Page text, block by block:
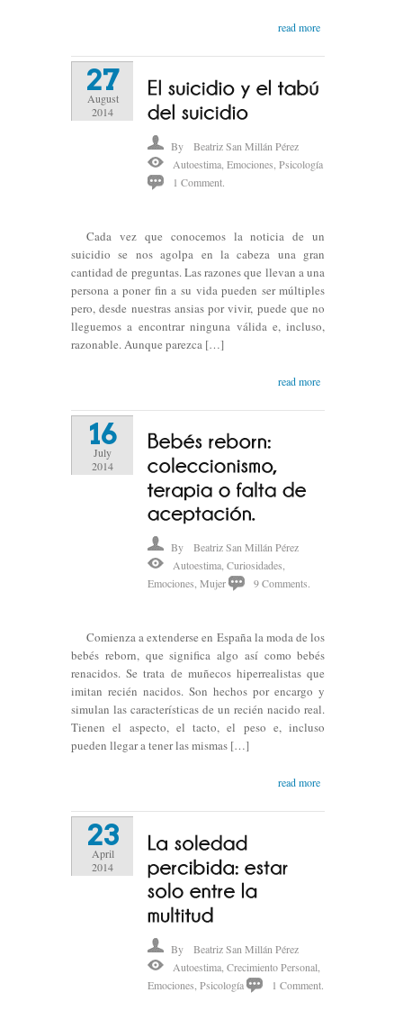
read more
27
August
2014
By Beatriz San Millán Pérez
Autoestima Emociones Psicología
1 Comment.
Cada vez que conocemos la noticia de un
suicidio se nos agolpa en la cabeza una gran
cantidad de preguntas. Las razones que llevan a una
persona a poner fin a su vida pueden ser múltiples
pero, desde nuestras ansias por vivir, puede que no
lleguemos a encontrar ninguna válida e, incluso,
razonable. Aunque parezca […]
read more
16
July
2014
By Beatriz San Millán Pérez
Autoestima, Curiosidades,
Emociones, Mujer 9 Comments.
Comienza a extenderse en España la moda de los
bebés reborn, que significa algo así como bebés
renacidos. Se trata de muñecos hiperrealistas que
imitan recién nacidos. Son hechos por encargo y
simulan las características de un recién nacido real.
Tienen el aspecto, el tacto, el peso e, incluso
pueden llegar a tener las mismas […]
read more
23
April
2014
By Beatriz San Millán Pérez
Autoestima Crecimiento Personal
Emociones Psicología 1 Comment.